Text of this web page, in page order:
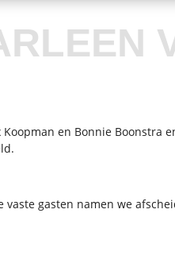
en Bonnie Boonstra
vaste gasten namen we